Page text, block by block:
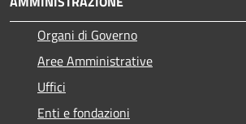
Organi di Governo
Aree Amministrative
Uffici
Enti e fondazioni